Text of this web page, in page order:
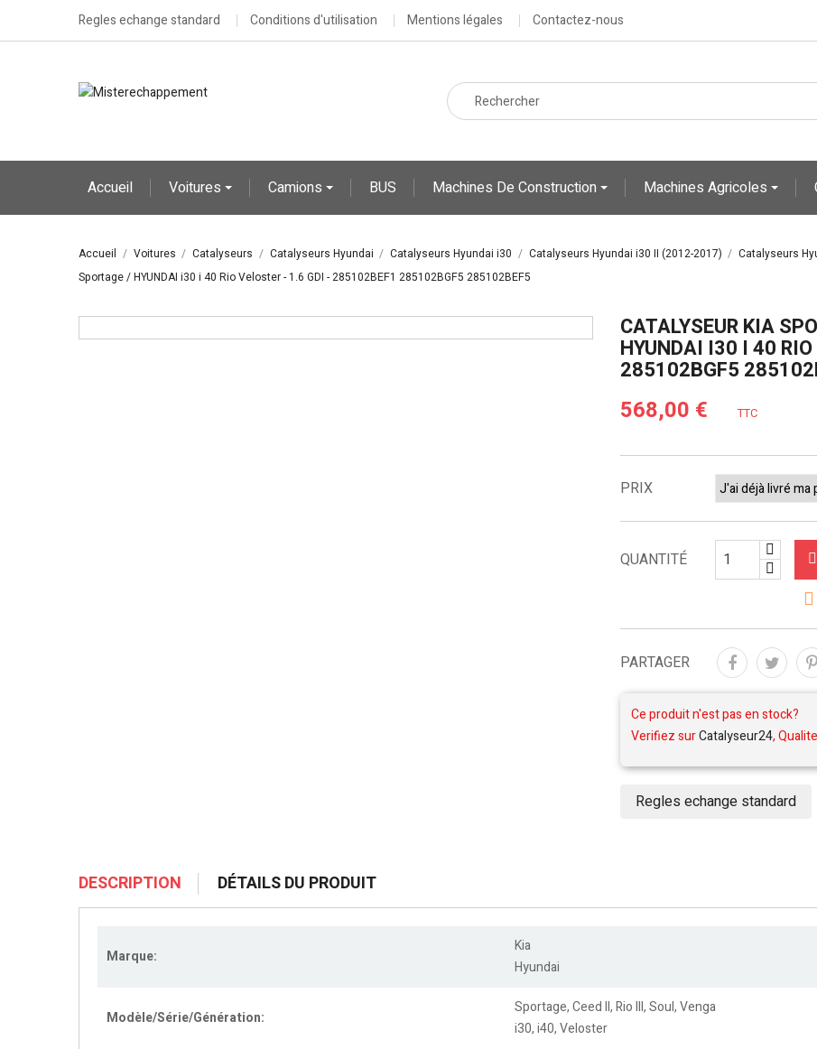
Regles echange standard Conditions d'utilisation Mentions légales Contactez-nous
Accueil Voitures Camions BUS Machines De Construction Machines Agricoles
Accueil Voitures Catalyseurs Catalyseurs Hyundai Catalyseurs Hyundai i30 Catalyseurs Hyundai i30 II (2012-2017) Catalyseurs
Sportage / HYUNDAI i30 i 40 Rio Veloster - 1.6 GDI - 285102BEF1 285102BGF5 285102BEF5
CATALYSEUR KIA
HYUNDAI I30 I 40
285102BGF5
568,00 € TTC
PRIX
QUANTITÉ

PARTAGER
Ce produit n'est pas en stock?
Verifiez surCatalyseur24,
Regles echange standard
DESCRIPTION DÉTAILS DU PRODUIT
Marque:
Kia
Hyundai
Modèle/Série/Génération:
Sportage, Ceed II, Rio III, Soul, Venga
i30, i40, Veloster